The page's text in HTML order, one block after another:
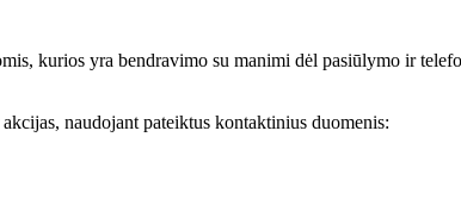
kurios yra bendravimo su manimi dėl pasiūlymo ir
naudojant pateiktus kontaktinius duomenis: